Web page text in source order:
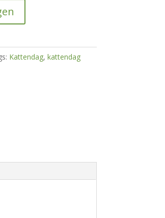
Kattendag, kattendag